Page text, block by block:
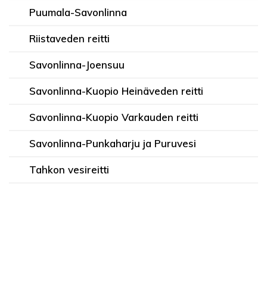
Puumala-Savonlinna
Riistaveden reitti
Savonlinna-Joensuu
Savonlinna-Kuopio Heinäveden reitti
Savonlinna-Kuopio Varkauden reitti
Savonlinna-Punkaharju ja Puruvesi
Tahkon vesireitti